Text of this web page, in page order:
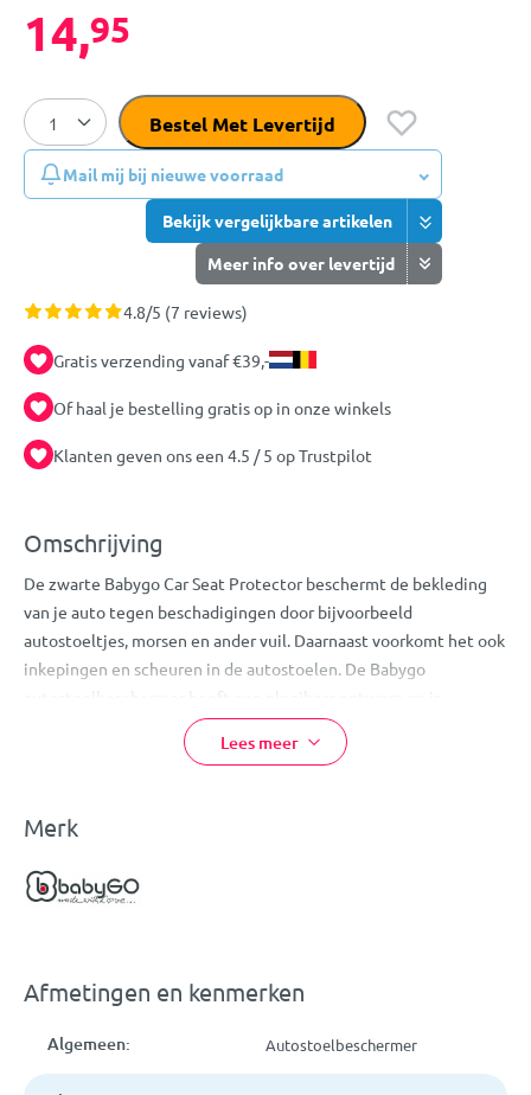
14,95
Bestel Met Levertijd
Mail mij bij nieuwe voorraad
Bekijk vergelijkbare artikelen
Meer info over levertijd
4.8/5 (7 reviews)
Gratis verzending vanaf €39,-
Of haal je bestelling gratis op in onze winkels
Klanten geven ons een 4.5 / 5 op Trustpilot
Omschrijving
De zwarte Babygo Car Seat Protector beschermt de bekleding
van je auto tegen beschadigingen door bijvoorbeeld
autostoeltjes, morsen en ander vuil. Daarnaast voorkomt het ook
inkepingen en scheuren in de autostoelen. De Babygo
autostoelbeschermer heeft een plooibaar ontwerp en is
eenvoudig te bevestigen door middel van een
vergrendelingssysteem.
kunt plaatsen op de juiste plek blijft. De autostoelbeschermer
wat te eten of te drinken en speelgoed in op te bergen. Mocht
de autostoelbeschermer toch vuil worden, dan kun je hem
onderweg!
Eigenschappen:
Beschermt de autobekleding tegen beschadigingen en vuil
Lees meer
Merk
Afmetingen en kenmerken
Algemeen: Autostoelbeschermer